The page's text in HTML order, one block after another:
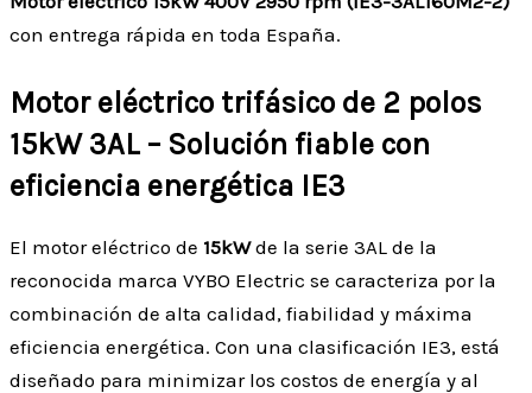
con entrega rápida en toda España.
Motor eléctrico trifásico de 2 polos
15kW 3AL – Solución fiable con
eficiencia energética IE3
El motor eléctrico de 15kWde la serie 3AL de la
reconocida marca VYBO Electric se caracteriza por la
combinación de alta calidad, fiabilidad y máxima
eficiencia energética. Con una clasificación IE3, está
diseñado para minimizar los costos de energía y al